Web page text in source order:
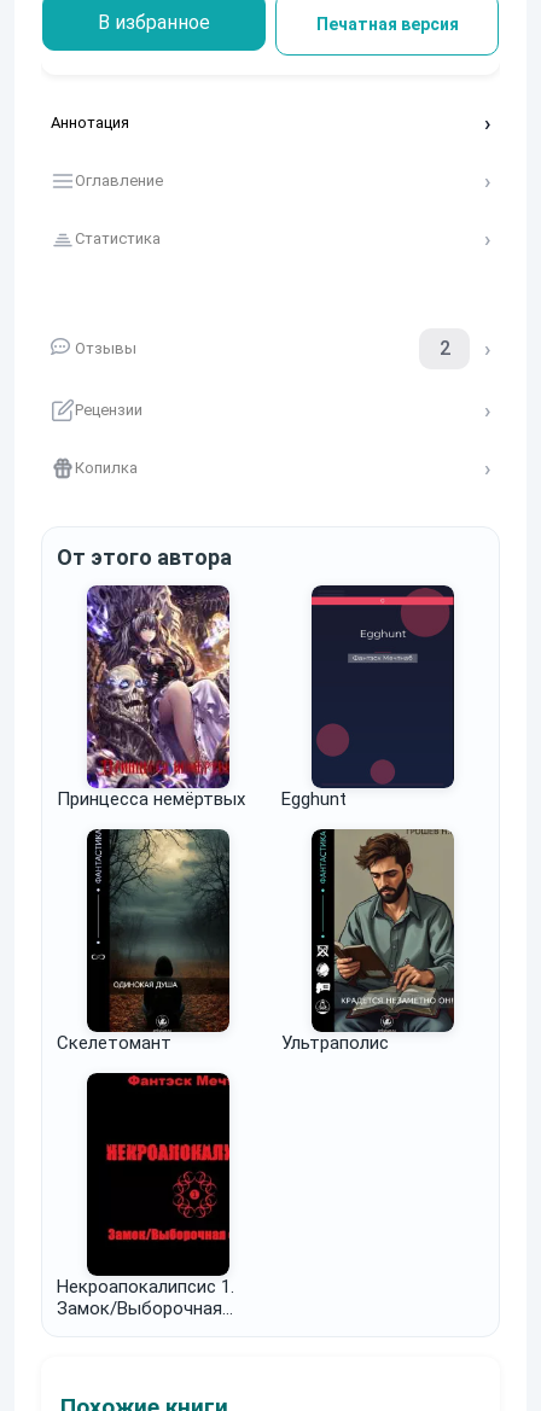
В избранное Печатная версия
Аннотация
Оглавление
Статистика
Отзывы 2
Рецензии
Копилка
От этого автора
Принцесса немёртвых Egghunt
Скелетомант Ультраполис
Некроапокалипсис 1.
Замок/Выборочная